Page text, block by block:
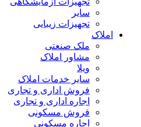
سایر
تجهیزات زیبایی
املاک
ملک صنعتی
مشاور املاک
ویلا
سایر خدمات املاک
فروش اداری و تجاری
اجاره اداری و تجاری
فروش مسکونی
اجاره مسکونی